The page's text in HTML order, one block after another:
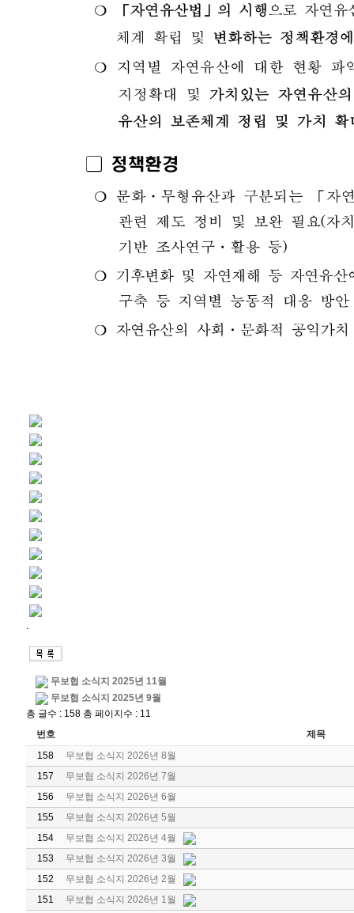
.
무보협 소식지 2025년 11월
무보협 소식지 2025년 9월
총 글수 : 158 총 페이지수 : 11
번호
제목
158
무보협 소식지 2026년 8월
157
무보협 소식지 2026년 7월
156
무보협 소식지 2026년 6월
155
무보협 소식지 2026년 5월
154
무보협 소식지 2026년 4월
153
무보협 소식지 2026년 3월
152
무보협 소식지 2026년 2월
151
무보협 소식지 2026년 1월